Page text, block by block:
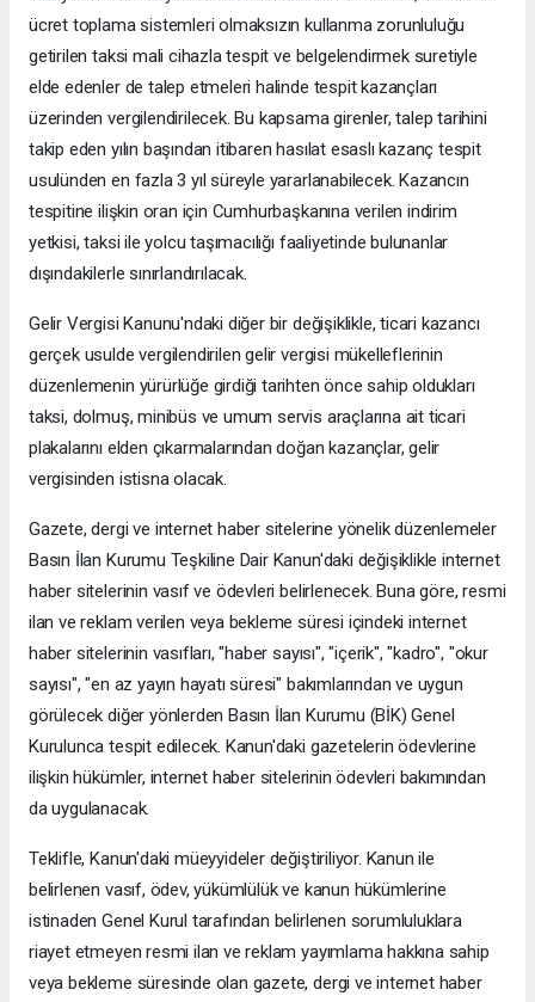
ücret toplama sistemleri olmaksızın kullanma zorunluluğu
getirilen taksi mali cihazla tespit ve belgelendirmek suretiyle
elde edenler de talep etmeleri halinde tespit kazançları
üzerinden vergilendirilecek. Bu kapsama girenler, talep tarihini
takip eden yılın başından itibaren hasılat esaslı kazanç tespit
usulünden en fazla 3 yıl süreyle yararlanabilecek. Kazancın
tespitine ilişkin oran için Cumhurbaşkanına verilen indirim
yetkisi, taksi ile yolcu taşımacılığı faaliyetinde bulunanlar
dışındakilerle sınırlandırılacak.
Gelir Vergisi Kanunu'ndaki diğer bir değişiklikle, ticari kazancı
gerçek usulde vergilendirilen gelir vergisi mükelleflerinin
düzenlemenin yürürlüğe girdiği tarihten önce sahip oldukları
taksi, dolmuş, minibüs ve umum servis araçlarına ait ticari
plakalarını elden çıkarmalarından doğan kazançlar, gelir
vergisinden istisna olacak.
Gazete, dergi ve internet haber sitelerine yönelik düzenlemeler
Basın İlan Kurumu Teşkiline Dair Kanun'daki değişiklikle internet
haber sitelerinin vasıf ve ödevleri belirlenecek. Buna göre, resmi
ilan ve reklam verilen veya bekleme süresi içindeki internet
haber sitelerinin vasıfları, "haber sayısı", "içerik", "kadro", "okur
sayısı", "en az yayın hayatı süresi" bakımlarından ve uygun
görülecek diğer yönlerden Basın İlan Kurumu (BİK) Genel
Kurulunca tespit edilecek. Kanun'daki gazetelerin ödevlerine
ilişkin hükümler, internet haber sitelerinin ödevleri bakımından
da uygulanacak.
Teklifle, Kanun'daki müeyyideler değiştiriliyor. Kanun ile
belirlenen vasıf, ödev, yükümlülük ve kanun hükümlerine
istinaden Genel Kurul tarafından belirlenen sorumluluklara
riayet etmeyen resmi ilan ve reklam yayımlama hakkına sahip
veya bekleme süresinde olan gazete, dergi ve internet haber